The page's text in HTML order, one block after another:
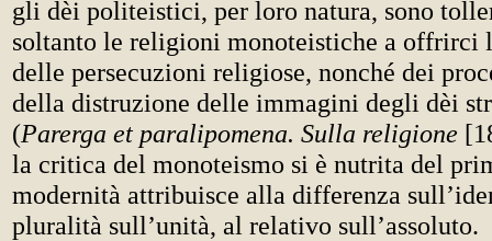
gli dèi politeistici, per loro natura, sono
soltanto le religioni monoteistiche a offrirci
delle persecuzioni religiose, nonché dei
della distruzione delle immagini degli dèi
(Parerga et paralipomena. Sulla religione
la critica del monoteismo si è nutrita del
modernità attribuisce alla differenza
pluralità sull’unità, al relativo sull’assoluto.